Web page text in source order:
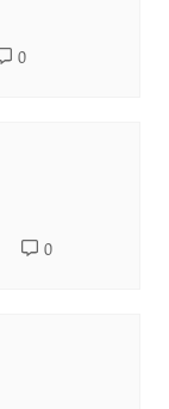
0
0